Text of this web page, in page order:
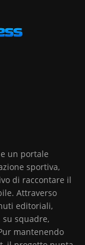
un portale
sportiva,
di raccontare il
Attraverso
editoriali,
su squadre,
mantenendo